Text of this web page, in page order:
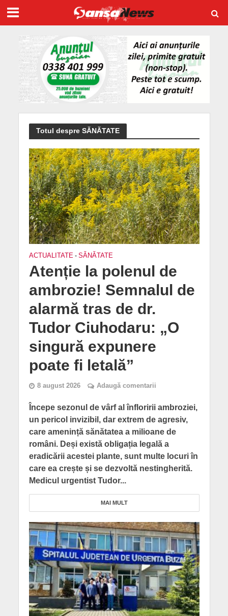
Totul despre SĂNĂTATE
ACTUALITATE • SĂNĂTATE
Atenție la polenul de
ambrozie! Semnalul de
alarmă tras de dr.
Tudor Ciuhodaru: „O
singură expunere
poate fi letală”
8 august 2026 Adaugă comentarii
Începe sezonul de vârf al înfloririi ambroziei,
un pericol invizibil, dar extrem de agresiv,
care amenință sănătatea a milioane de
români. Deși există obligația legală a
eradicării acestei plante, sunt multe locuri în
care ea crește și se dezvoltă nestingherită.
Medicul urgentist Tudor...
MAI MULT